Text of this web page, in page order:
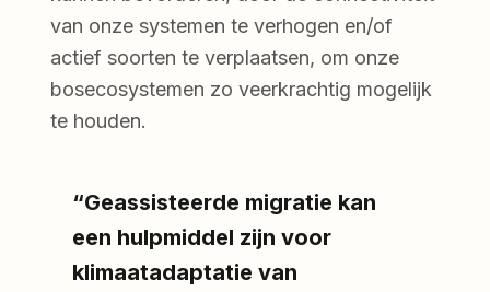
van onze systemen te verhogen en/of
actief soorten te verplaatsen, om onze
bosecosystemen zo veerkrachtig mogelijk
te houden.
“Geassisteerde migratie kan
een hulpmiddel zijn voor
klimaatadaptatie van